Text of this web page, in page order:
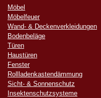
Möbel
Möbelfeuer
Wand- & Deckenverkleidungen
Bodenbeläge
Türen
Haustüren
Fenster
Rollladenkastendämmung
Sicht- & Sonnenschutz
Insektenschutzsysteme